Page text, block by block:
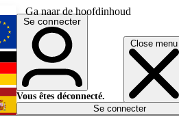
Ga naar de hoofdinhoud
Close menu
English
Deutsch
Español
Se connecter
Vous êtes déconnecté.
Se connecter